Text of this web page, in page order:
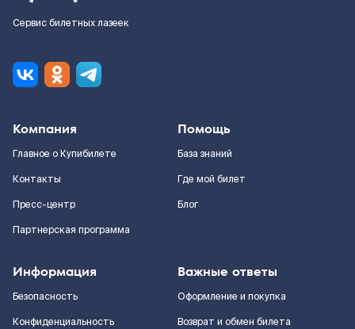
Сервис билетных лазеек
Компания
Главное о Купибилете
Контакты
Пресс-центр
Партнерская программа
Помощь
База знаний
Где мой билет
Блог
Информация
Безопасность
Конфиденциальность
Важные ответы
Оформление и покупка
Возврат и обмен билета